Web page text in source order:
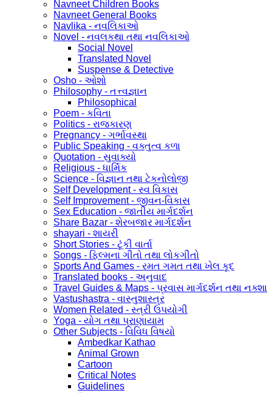
Navneet Children Books
Navneet General Books
Navlika - નવલિકાઓ
Novel - નવલકથા તથા નવલિકાઓ
Social Novel
Translated Novel
Suspense & Detective
Osho - ઓશો
Philosophy - તત્ત્વજ્ઞાન
Philosophical
Poem - કવિતા
Politics - રાજકારણ
Pregnancy - ગર્ભાવસ્થા
Public Speaking - વક્તુત્વ કળા
Quotation - સુવાક્યો
Religious - ધાર્મિક
Science - વિજ્ઞાન તથા ટેકનોલોજી
Self Development - સ્વ વિકાસ
Self Improvement - જીવન-વિકાસ
Sex Education - જાતીય માર્ગદર્શન
Share Bazar - શેરબજાર માર્ગદર્શન
shayari - શાયરી
Short Stories - ટૂંકી વાર્તા
Songs - ફિલ્મના ગીતો તથા લોકગીતો
Sports And Games - રમત ગમત તથા ખેલ કૂદ
Translated books - અનુવાદ
Travel Guides & Maps - પ્રવાસ માર્ગદર્શન તથા નક્શા
Vastushastra - વાસ્તુશાસ્ત્ર
Women Related - સ્ત્રી ઉપયોગી
Yoga - યોગ તથા પ્રાણાયામ
Other Subjects - વિવિધ વિષયો
Ambedkar Kathao
Animal Grown
Cartoon
Critical Notes
Guidelines